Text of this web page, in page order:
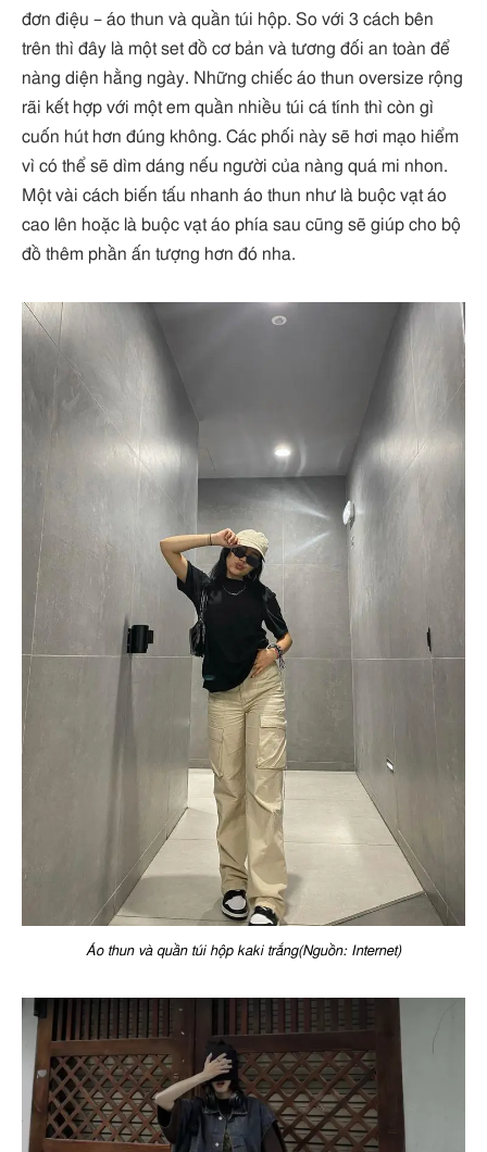
đơn điệu – áo thun và quần túi hộp. So với 3 cách bên
trên thì đây là một set đồ cơ bản và tương đối an toàn để
nàng diện hằng ngày. Những chiếc áo thun oversize rộng
rãi kết hợp với một em quần nhiều túi cá tính thì còn gì
cuốn hút hơn đúng không. Các phối này sẽ hơi mạo hiểm
vì có thể sẽ dìm dáng nếu người của nàng quá mi nhon.
Một vài cách biến tấu nhanh áo thun như là buộc vạt áo
cao lên hoặc là buộc vạt áo phía sau cũng sẽ giúp cho bộ
đồ thêm phần ấn tượng hơn đó nha.
Áo thun và quần túi hộp kaki trắng(Nguồn: Internet)